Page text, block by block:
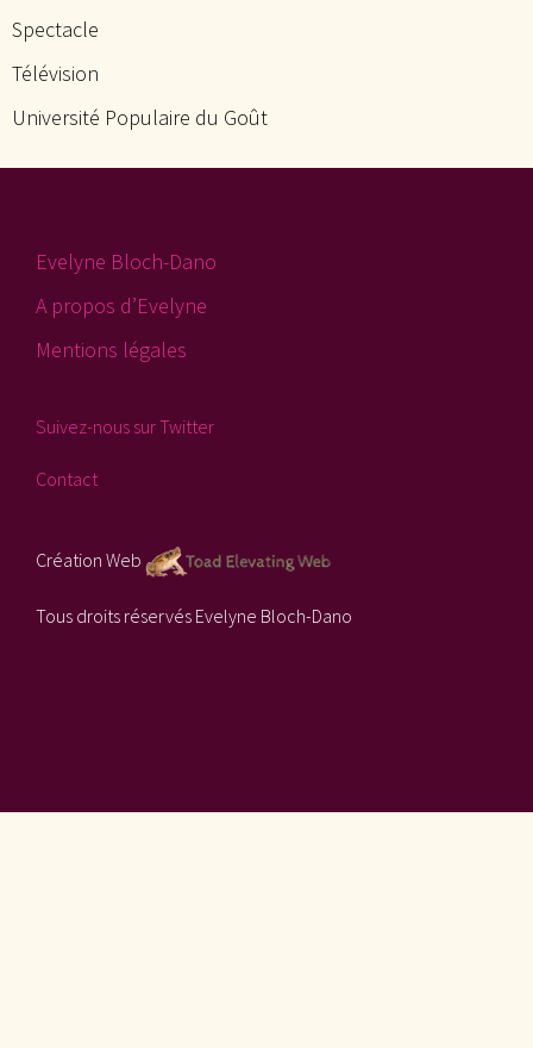
Spectacle
Télévision
Université Populaire du Goût
Evelyne Bloch-Dano
A propos d’Evelyne
Mentions légales
Suivez-nous sur Twitter
Contact
Création Web
Tous droits réservés Evelyne Bloch-Dano